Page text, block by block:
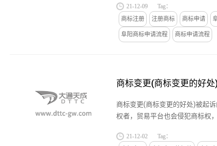
商标，这是一种违反相关规定...
21-12-09
Tag：
商标注册
注册商标 商标申请
阜阳商标申请流程 商标申请流程
商标变更(商标变更的好处
商标变更(商标变更的好处)被起
权者，贸易平台也会侵犯商标权
卖家提供商标证书。...
21-12-02
Tag：